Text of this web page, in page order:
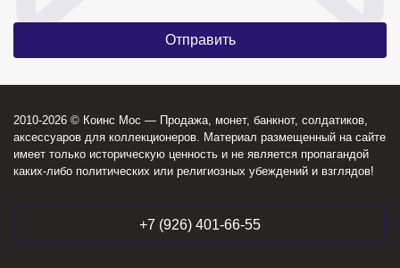
2010-2026 © Коинс Мос — Продажа, монет, банкнот, солдатиков,
аксессуаров для коллекционеров. Материал размещенный на сайте
имеет только историческую ценность и не является пропагандой
каких-либо политических или религиозных убеждений и взглядов!
+7 (926) 401-66-55